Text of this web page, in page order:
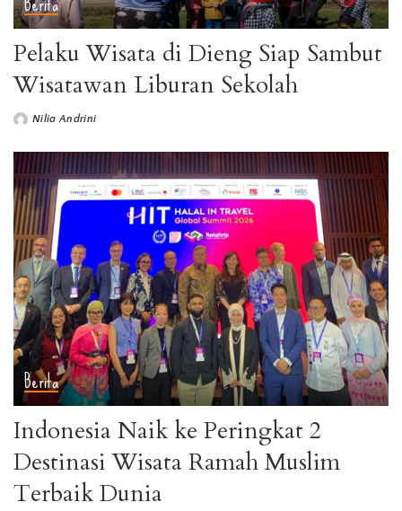
Pelaku Wisata di Dieng Siap Sambut
Wisatawan Liburan Sekolah
Nilia Andrini
Berita
Indonesia Naik ke Peringkat 2
Destinasi Wisata Ramah Muslim
Terbaik Dunia